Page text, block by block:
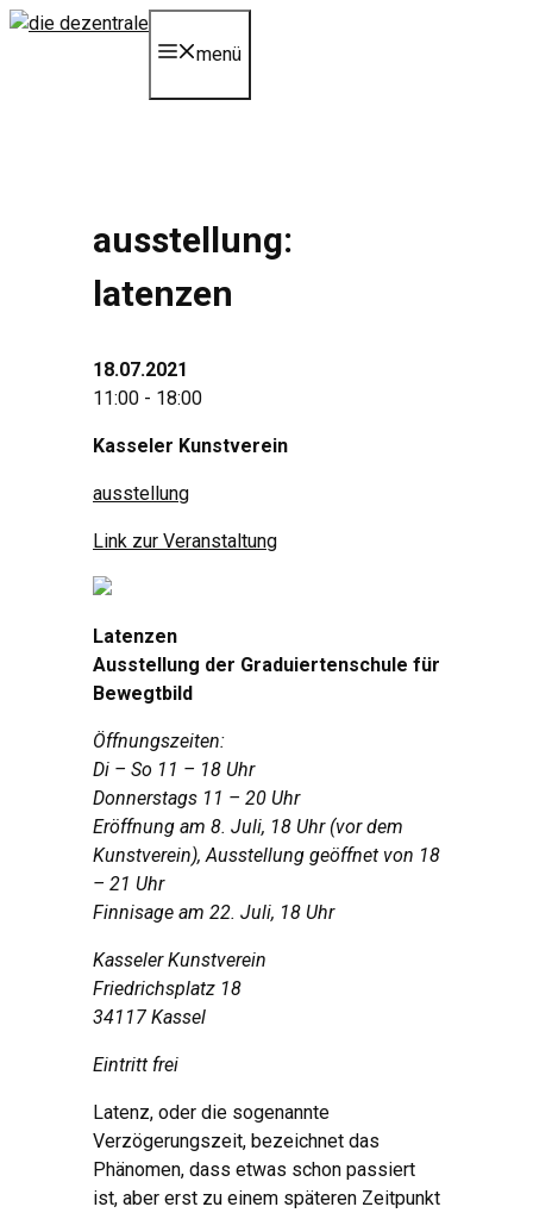
Zum
menü
ausstellung:
latenzen
18.07.2021
11:00 - 18:00
Kasseler Kunstverein
ausstellung
Link zur Veranstaltung
Latenzen
Ausstellung der Graduiertenschule für
Bewegtbild
Öffnungszeiten:
Di – So 11 – 18 Uhr
Donnerstags 11 – 20 Uhr
Eröffnung am 8. Juli, 18 Uhr (vor dem
Kunstverein), Ausstellung geöffnet von 18
– 21 Uhr
Finnisage am 22. Juli, 18 Uhr
Kasseler Kunstverein
Friedrichsplatz 18
34117 Kassel
Eintritt frei
Latenz, oder die sogenannte
Verzögerungszeit, bezeichnet das
Phänomen, dass etwas schon passiert
ist, aber erst zu einem späteren Zeitpunkt